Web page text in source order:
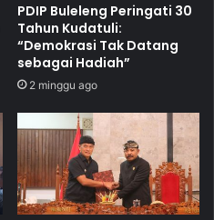
PDIP Buleleng Peringati 30
Tahun Kudatuli:
“Demokrasi Tak Datang
sebagai Hadiah”
2 minggu ago